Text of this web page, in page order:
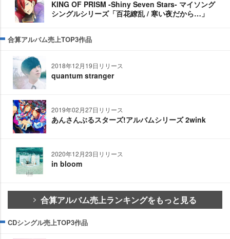
KING OF PRISM -Shiny Seven Stars- マイソング
シングルシリーズ「百花繚乱 / 寒い夜だから…」
合算アルバム売上TOP3作品
2018年12月19日リリース
quantum stranger
2019年02月27日リリース
あんさんぶるスターズ!アルバムシリーズ 2wink
2020年12月23日リリース
in bloom
合算アルバム売上ランキングをもっと見る
CDシングル売上TOP3作品